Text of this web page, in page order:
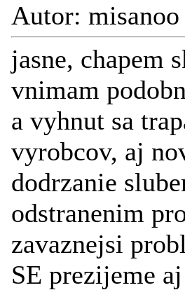
Autor:
jasne, chapem
vnimam
a vyhnut sa
vyrobcov, aj
dodrzanie
odstranenim
zavaznejsi
SE prezijeme